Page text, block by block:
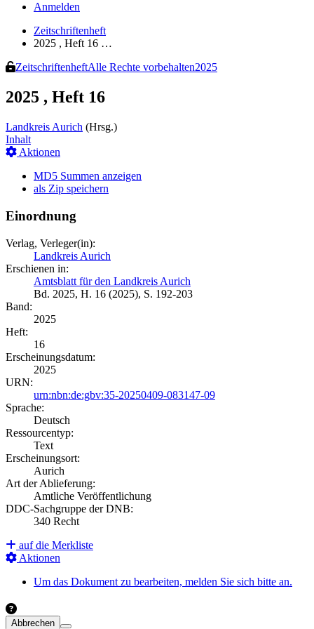
Anmelden
Zeitschriftenheft
2025 , Heft 16 …
ZeitschriftenheftAlle Rechte vorbehalten2025
2025 , Heft 16
Landkreis Aurich (Hrsg.)
Inhalt
Aktionen
MD5 Summen anzeigen
als Zip speichern
Einordnung
Verlag, Verleger(in):
Landkreis Aurich
Erschienen in:
Amtsblatt für den Landkreis Aurich
Bd. 2025, H. 16 (2025), S. 192-203
Band:
2025
Heft:
16
Erscheinungsdatum:
2025
URN:
urn:nbn:de:gbv:35-20250409-083147-09
Sprache:
Deutsch
Ressourcentyp:
Text
Erscheinungsort:
Aurich
Art der Ablieferung:
Amtliche Veröffentlichung
DDC-Sachgruppe der DNB:
340 Recht
auf die Merkliste
Aktionen
Um das Dokument zu bearbeiten, melden Sie sich bitte an.
Abbrechen